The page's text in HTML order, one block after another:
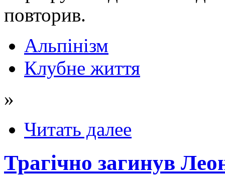
повторив.
Альпінізм
Клубне життя
»
Читать далее
Трагічно загинув